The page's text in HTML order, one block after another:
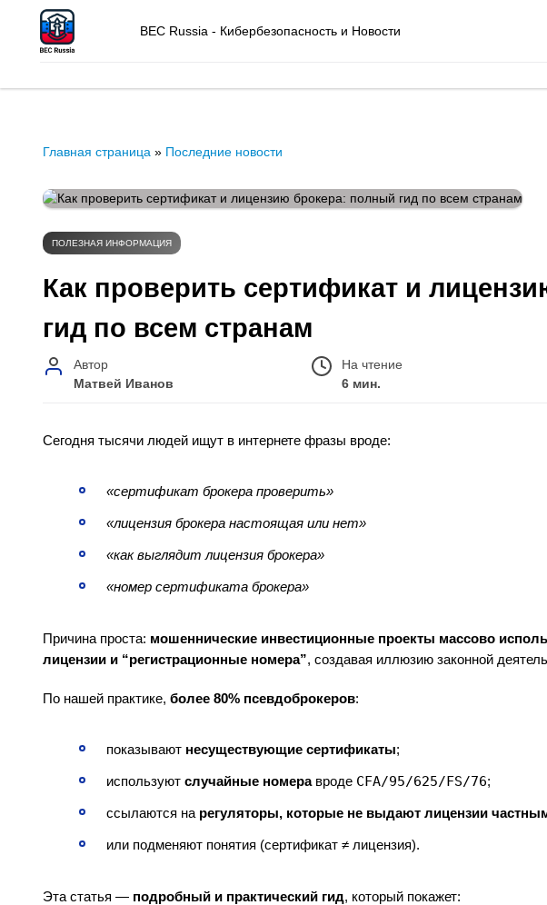
BEC Russia - Кибербезопасность и Новости
Главная страница » Последние новости
ПОЛЕЗНАЯ ИНФОРМАЦИЯ
Как проверить сертификат и
гид по всем странам
Автор
Матвей Иванов
На чтение
6 мин.
Сегодня тысячи людей ищут в интернете фразы вроде:
«сертификат брокера проверить»
«лицензия брокера настоящая или нет»
«как выглядит лицензия брокера»
«номер сертификата брокера»
Причина проста: мошеннические инвестиционные проекты массово
лицензии и “регистрационные номера”, создавая иллюзию законной
По нашей практике, более 80% псевдоброкеров:
показывают несуществующие сертификаты;
используют случайные номеравроде CFA/95/625/FS/76;
ссылаются на регуляторы, которые не выдают лицензии
или подменяют понятия (сертификат ≠ лицензия).
Эта статья — подробный и практический гид, который покажет: